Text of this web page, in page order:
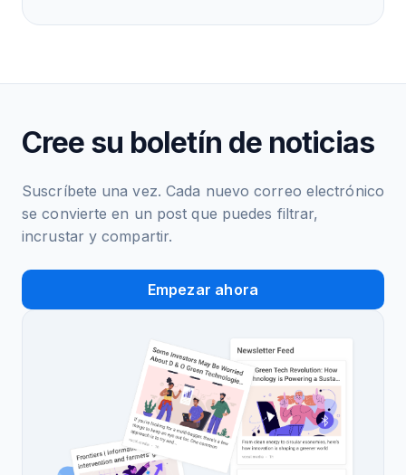
Cree su boletín de noticias
Suscríbete una vez. Cada nuevo correo electrónico
se convierte en un post que puedes filtrar,
incrustar y compartir.
Empezar ahora